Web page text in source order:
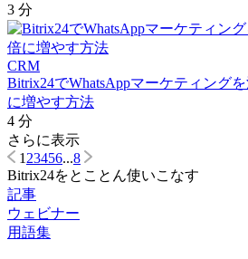
3 分
CRM
Bitrix24でWhatsAppマーケティング
に増やす方法
4 分
さらに表示
1 23456...8
Bitrix24をとことん使いこなす
記事
ウェビナー
用語集